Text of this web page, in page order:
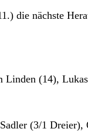
die nächste
(14),
(3/1 Dreier),